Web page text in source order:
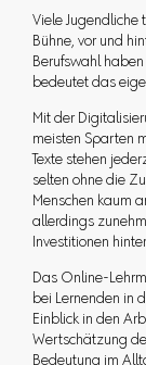
Viele Jugendliche
Bühne, vor und
Berufswahl
bedeutet das
Mit der
meisten Sparten
Texte stehen
selten ohne die
Menschen kaum
allerdings
Investitionen
Das Online-
bei Lernenden in
Einblick in den
Wertschätzung
Bedeutung im